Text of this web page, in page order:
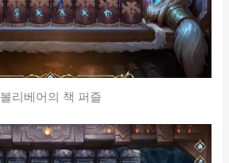
볼리베어의 책 퍼즐